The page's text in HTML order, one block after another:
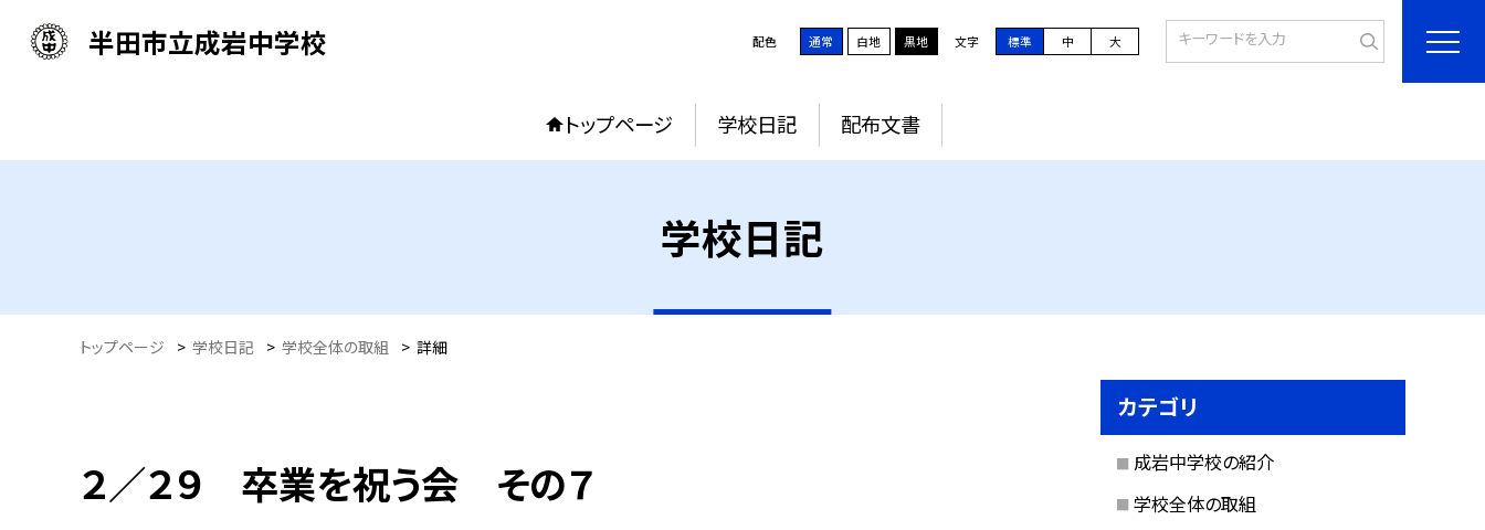
半田市立成岩中学校 配色 通常 白地 黒地 文字 標準 中 大
トップページ 学校日記 配布文書
学校日記
トップページ > 学校日記 > 学校全体の取組 > 詳細
２／２９ 卒業を祝う会 その７
カテゴリ
成岩中学校の紹介
学校全体の取組